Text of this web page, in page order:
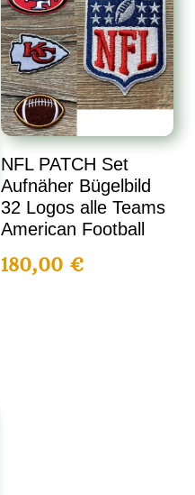
NFL PATCH Set
Aufnäher Bügelbild
32 Logos alle Teams
American Football
180,00 €